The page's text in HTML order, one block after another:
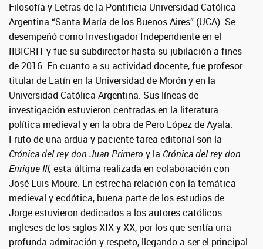
Filosofía y Letras de la Pontificia Universidad Católica
Argentina “Santa María de los Buenos Aires” (UCA). Se
desempeñó como Investigador Independiente en el
IIBICRIT y fue su subdirector hasta su jubilación a fines
de 2016. En cuanto a su actividad docente, fue profesor
titular de Latín en la Universidad de Morón y en la
Universidad Católica Argentina. Sus líneas de
investigación estuvieron centradas en la literatura
política medieval y en la obra de Pero López de Ayala.
Fruto de una ardua y paciente tarea editorial son la
Crónica del rey don Juan Primero y la Crónica del rey don
Enrique III, esta última realizada en colaboración con
José Luis Moure. En estrecha relación con la temática
medieval y ecdótica, buena parte de los estudios de
Jorge estuvieron dedicados a los autores católicos
ingleses de los siglos XIX y XX, por los que sentía una
profunda admiración y respeto, llegando a ser el principal